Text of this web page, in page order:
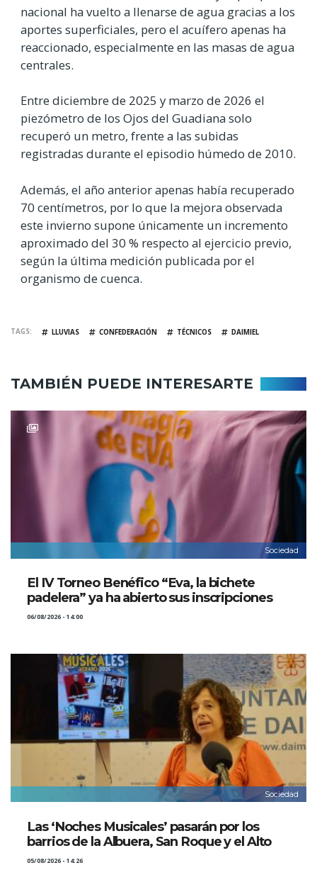
nacional ha vuelto a llenarse de agua gracias a los
aportes superficiales, pero el acuífero apenas ha
reaccionado, especialmente en las masas de agua
centrales.
Entre diciembre de 2025 y marzo de 2026 el
piezómetro de los Ojos del Guadiana solo
recuperó un metro, frente a las subidas
registradas durante el episodio húmedo de 2010.
Además, el año anterior apenas había recuperado
70 centímetros, por lo que la mejora observada
este invierno supone únicamente un incremento
aproximado del 30 % respecto al ejercicio previo,
según la última medición publicada por el
organismo de cuenca.
TAGS LLUVIAS CONFEDERACIÓN TÉCNICOS DAIMIEL
TAMBIÉN PUEDE INTERESARTE
Sociedad
El IV Torneo Benéfico “Eva, la bichete
padelera” ya ha abierto sus inscripciones
06/08/2026 - 14:00
Sociedad
Las ‘Noches Musicales’ pasarán por los
barrios de la Albuera, San Roque y el Alto
05/08/2026 - 14:26